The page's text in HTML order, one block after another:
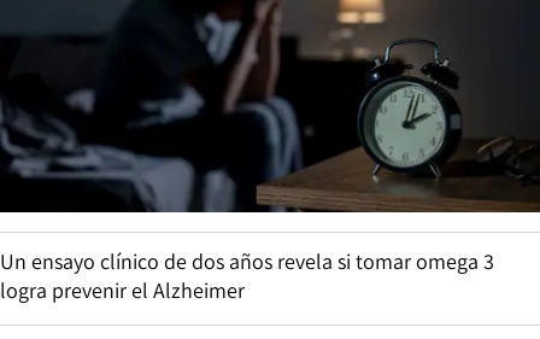
Un ensayo clínico de dos años revela si tomar omega 3
logra prevenir el Alzheimer